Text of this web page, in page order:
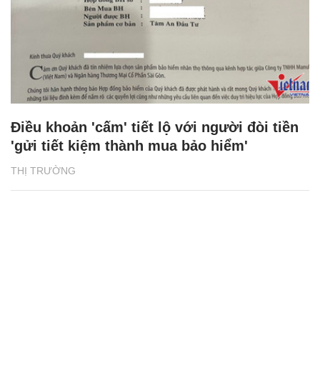
THỊ TRƯỜNG
Điều khoản 'cấm' tiết lộ với người đòi tiền
'gửi tiết kiệm thành mua bảo hiểm'